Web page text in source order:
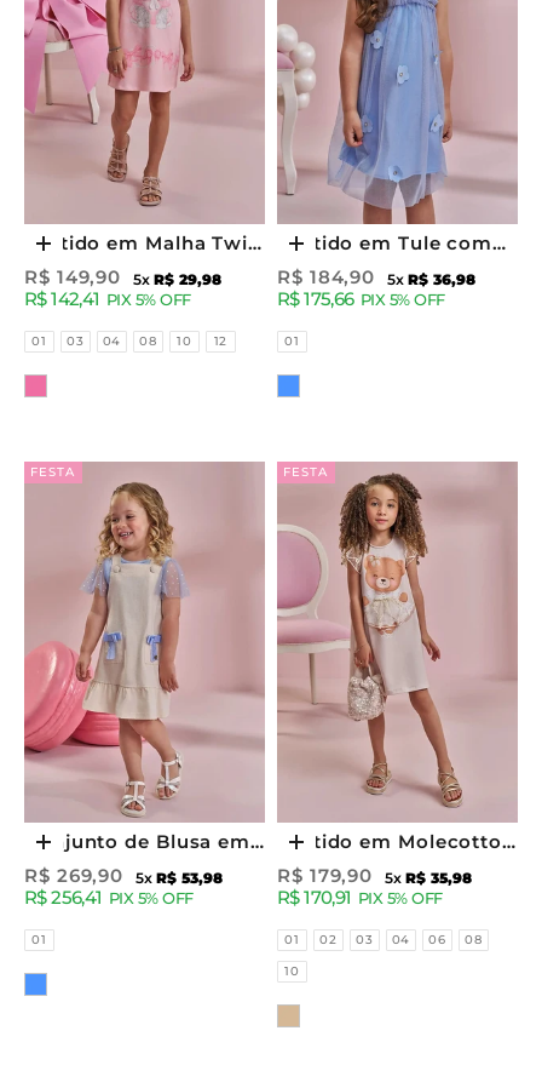
Escolher opções
Vestido em Malha Twill
Brilho e Molecotton
93795 Kukiê Infantil
Menina
Preço promocional
R$ 149,90 5xR$ 29,98
R$ 142,41 PIX 5% OFF
Tamanhos
01 03 04 08 10 12
Escolher opções
Vestido em Tule com
Elastano 96515 Kukiê
Infantil Menina
Preço promocional
R$ 184,90 5xR$ 36,98
R$ 175,66 PIX 5% OFF
Tamanhos
01
FESTA
Escolher opções
Conjunto de Blusa em
Suedine e Tule com
Elastano e Salopete em
Linho Santori com
Elastano. 96878 Kukiê
Preço promocional
R$ 269,90 5xR$ 53,98
R$ 256,41 PIX 5% OFF
Tamanhos
01
FESTA
Escolher opções
Vestido em Molecotton
97899 Kukiê Infantil
Menina
Preço promocional
R$ 179,90 5xR$ 35,98
R$ 170,91 PIX 5% OFF
Tamanhos
01 02 03 04 06
08
10